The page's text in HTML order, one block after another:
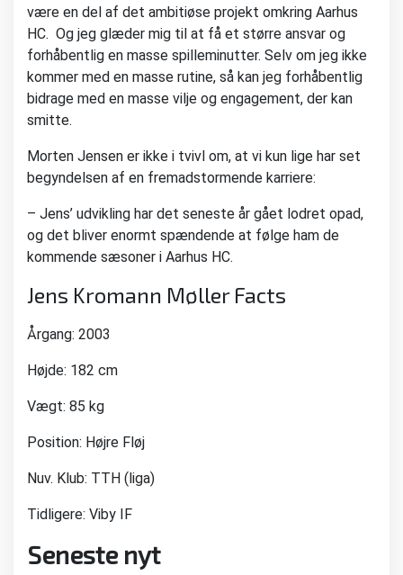
være en del af det ambitiøse projekt omkring Aarhus
HC. Og jeg glæder mig til at få et større ansvar og
forhåbentlig en masse spilleminutter. Selv om jeg ikke
kommer med en masse rutine, så kan jeg forhåbentlig
bidrage med en masse vilje og engagement, der kan
smitte.
Morten Jensen er ikke i tvivl om, at vi kun lige har set
begyndelsen af en fremadstormende karriere:
– Jens’ udvikling har det seneste år gået lodret opad,
og det bliver enormt spændende at følge ham de
kommende sæsoner i Aarhus HC.
Jens Kromann Møller Facts
Årgang: 2003
Højde: 182 cm
Vægt: 85 kg
Position: Højre Fløj
Nuv. Klub: TTH (liga)
Tidligere: Viby IF
Seneste nyt